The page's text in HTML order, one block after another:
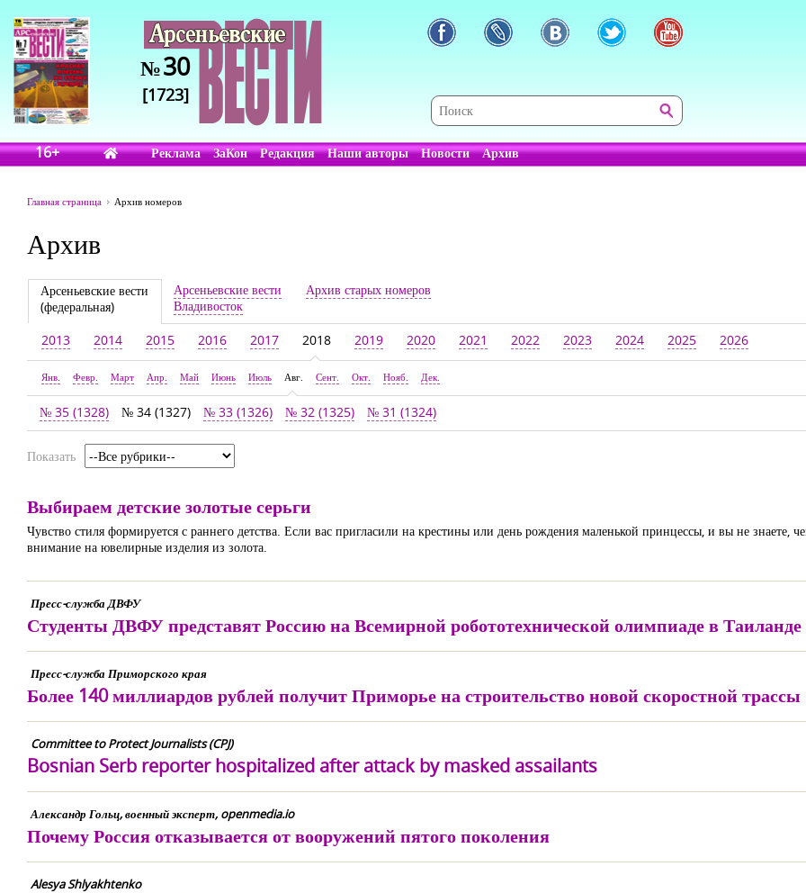
№30
[1723]
16+ Реклама ЗаКон Редакция Наши авторы Новости Архив
Главная страница Архив номеров
Архив
Арсеньевские вести
(федеральная)
Арсеньевские вести
Владивосток
Архив старых номеров
2013 2014 2015 2016 2017 2018 2019 2020 2021 2022 2023 2024 2025 2026
Янв. Февр. Март Апр. Май Июнь Июль Авг. Сент. Окт. Нояб. Дек.
№ 35 (1328) № 34 (1327) № 33 (1326) № 32 (1325) № 31 (1324)
Показать
Выбираем детские золотые серьги
Чувство стиля формируется с раннего детства. Если вас пригласили на крестины или день рождения маленькой принцессы, и вы не знаете,
внимание на ювелирные изделия из золота.
Пресс-служба ДВФУ
Студенты ДВФУ представят Россию на Всемирной робототехнической олимпиаде в Таиланде
Пресс-служба Приморского края
Более 140 миллиардов рублей получит Приморье на строительство новой скоростной трассы
Committee to Protect Journalists (CPJ)
Bosnian Serb reporter hospitalized after attack by masked assailants
Александр Гольц, военный эксперт, openmedia.io
Почему Россия отказывается от вооружений пятого поколения
Alesya Shlyakhtenko